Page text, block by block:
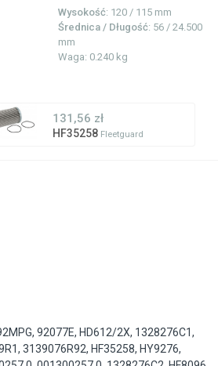
Wysokość: 120 / 115 mm
Średnica / Długość: 56 / 24.500
mm
Waga: 0.240 kg
131,56 zł
HF35258 Fleetguard
,92077E, HD612/2X, 1328276C1,
,3139076R92, HF35258, HY9276,